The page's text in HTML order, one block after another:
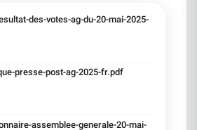
la forte amélioration en 2024 de tous les
financiers et le premier trimestre 2025
Directeur Général, Slawomir
Etre une banque simple et intégrée. Etre
efficace. Etre une banque rentable. Le
des-votes-ag-du-20-mai-2025-
presse-post-ag-2025-fr.pdf
assemblee-generale-20-mai-